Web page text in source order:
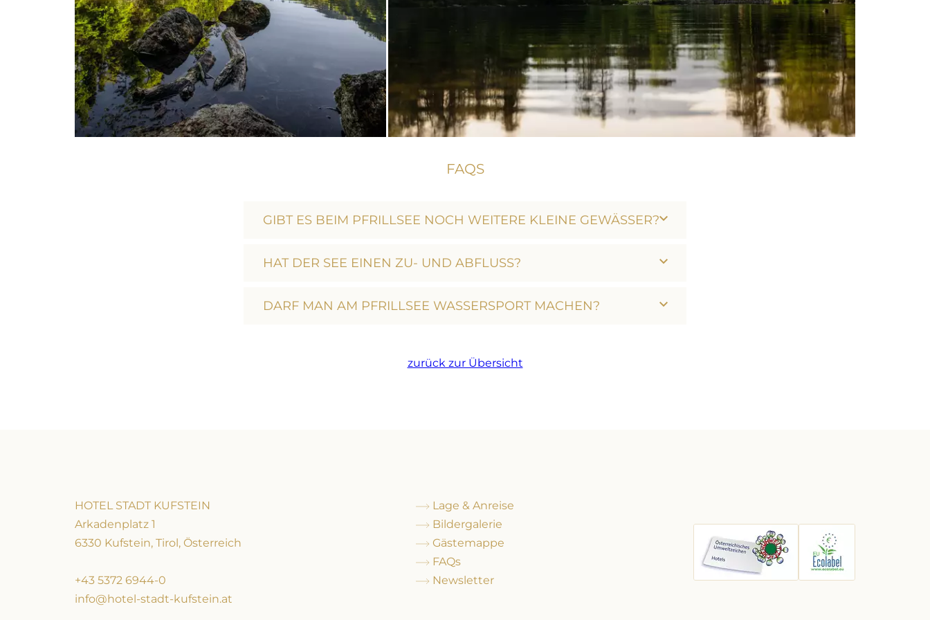
FAQS
GIBT ES BEIM PFRILLSEE NOCH WEITERE KLEINE GEWÄSSER?
HAT DER SEE EINEN ZU- UND ABFLUSS?
DARF MAN AM PFRILLSEE WASSERSPORT MACHEN?
zurück zur Übersicht
HOTEL STADT KUFSTEIN
Arkadenplatz 1
6330 Kufstein, Tirol, Österreich
+43 5372 6944-0
info@hotel-stadt-kufstein.at
Lage & Anreise
Bildergalerie
Gästemappe
FAQs
Newsletter